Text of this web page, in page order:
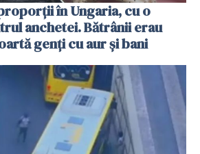
în Ungaria, cu o
anchetei. Bătrânii erau
genți cu aur și bani